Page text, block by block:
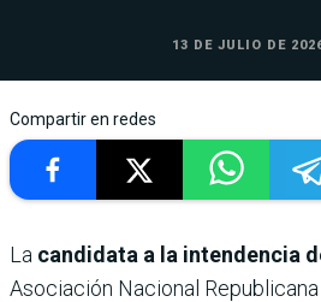
13 DE JULIO DE
Compartir en redes
La candidata a la intendencia
Asociación Nacional Republicana